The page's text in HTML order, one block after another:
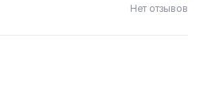
Нет отзывов